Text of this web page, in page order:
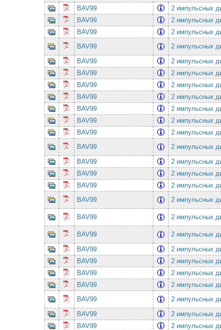
BAV99
2 импульсных
BAV99
2 импульсных
BAV99
2 импульсных
BAV99
2 импульсных
BAV99
2 импульсных
BAV99
2 импульсных
BAV99
2 импульсных
BAV99
2 импульсных
BAV99
2 импульсных
BAV99
2 импульсных
BAV99
2 импульсных
BAV99
2 импульсных
BAV99
2 импульсных
BAV99
2 импульсных
BAV99
2 импульсных
BAV99
2 импульсных
BAV99 2 импульсных
BAV99
2 импульсных
BAV99
2 импульсных
BAV99
2 импульсных
BAV99
2 импульсных
BAV99
2 импульсных
BAV99
2 импульсных
BAV99
2 импульсных
BAV99
2 импульсных